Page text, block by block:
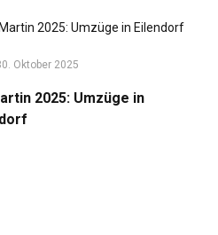
Oktober 2025
2025: Umzüge in